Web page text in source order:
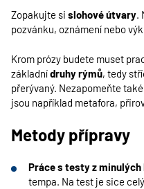
Zopakujte si slohové útvary.
pozvánku, oznámení nebo
Krom prózy budete muset
základnídruhy rýmů, tedy
přerývaný. Nezapomeňte
jsou například metafora,
Metody přípravy
Práce s testy z minulých
tempa. Na test je sice